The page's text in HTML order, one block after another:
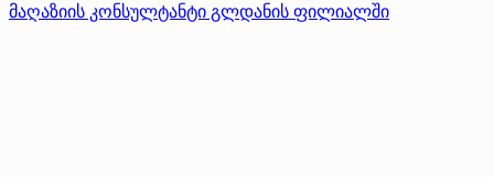
მაღაზიის კონსულტანტი გლდანის ფილიალში